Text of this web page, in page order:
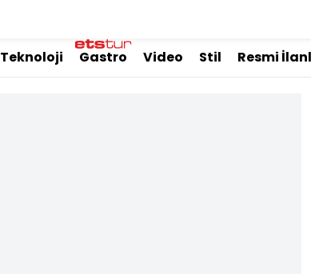
Teknoloji Gastro Video Stil Resmi